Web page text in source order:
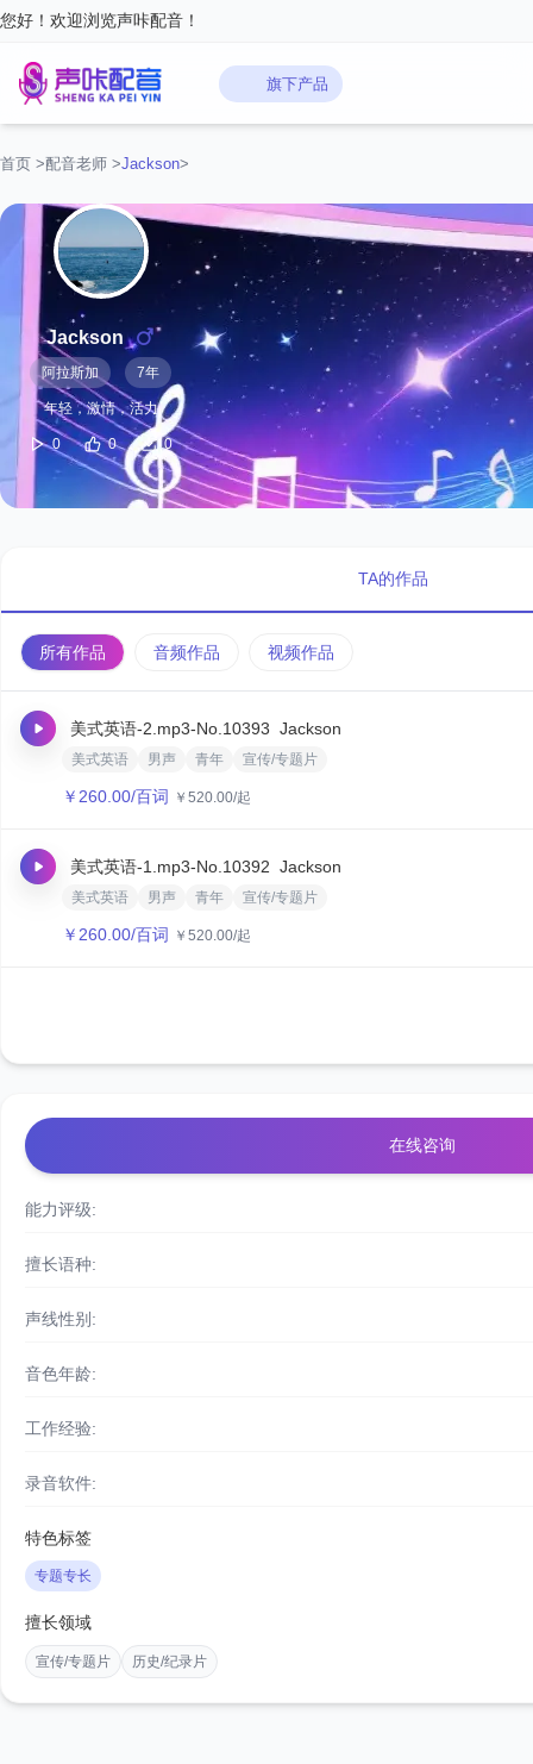
您好！欢迎浏览声咔配音！
旗下产品
首页 >配音老师 >Jackson>
Jackson
阿拉斯加 7年
年轻，激情，活力
0 0 0
TA的作品
所有作品 音频作品 视频作品
美式英语-2.mp3-No.10393 Jackson
美式英语 男声 青年 宣传/专题片
￥ 260.00/百词 ￥ 520.00/起
美式英语-1.mp3-No.10392 Jackson
美式英语 男声 青年 宣传/专题片
￥ 260.00/百词 ￥ 520.00/起
在线咨询
能力评级:
擅长语种:
声线性别:
音色年龄:
工作经验:
录音软件:
特色标签
专题专长
擅长领域
宣传/专题片 历史/纪录片